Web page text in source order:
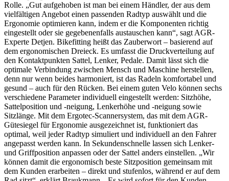
Rolle. „Gut aufgehoben ist man bei einem Händler, der aus dem
vielfältigen Angebot einen passenden Radtyp auswählt und die
Ergonomie optimieren kann, indem er die Komponenten richtig
eingestellt oder sie gegebenenfalls austauschen kann“, sagt AGR-
Experte Detjen. Bikefitting heißt das Zauberwort – basierend auf
dem ergonomischen Dreieck. Es umfasst die Druckverteilung auf
den Kontaktpunkten Sattel, Lenker, Pedale. Damit lässt sich die
optimale Verbindung zwischen Mensch und Maschine herstellen,
denn nur wenn beides harmoniert, ist das Radeln komfortabel und
gesund – auch für den Rücken. Bei einem guten Velo können sechs
verschiedene Parameter individuell eingestellt werden: Sitzhöhe,
Sattelposition und -neigung, Lenkerhöhe und -neigung sowie
Sitzlänge. Mit dem Ergotec-Scannersystem, das mit dem AGR-
Gütesiegel für Ergonomie ausgezeichnet ist, funktioniert das
optimal, weil jeder Radtyp simuliert und individuell an den Fahrer
angepasst werden kann. In Sekundenschnelle lassen sich Lenker-
und Griffposition anpassen oder der Sattel anders einstellen. „Wir
können damit die ergonomisch beste Sitzposition gemeinsam mit
dem Kunden erarbeiten – direkt und stufenlos, während er auf dem